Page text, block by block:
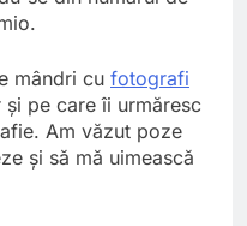
mândri cu fotografi
pe care îi urmăresc
Am văzut poze
şi să mă uimească